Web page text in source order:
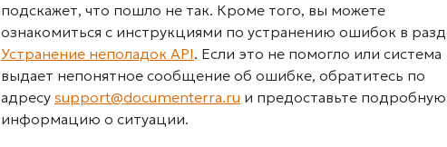
подскажет, что пошло не так. Кроме того, вы можете
ознакомиться с инструкциями по устранению ошибок в
Устранение неполадок API. Если это не помогло или система
выдает непонятное сообщение об ошибке, обратитесь по
адресу support@documenterra.ru и предоставьте подробную
информацию о ситуации.